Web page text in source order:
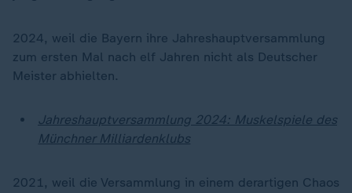
2024, weil die Bayern ihre Jahreshauptversammlung
zum ersten Mal nach elf Jahren nicht als Deutscher
Meister abhielten.
Jahreshauptversammlung 2024: Muskelspiele des
Münchner Milliardenklubs
2021, weil die Versammlung in einem derartigen Chaos